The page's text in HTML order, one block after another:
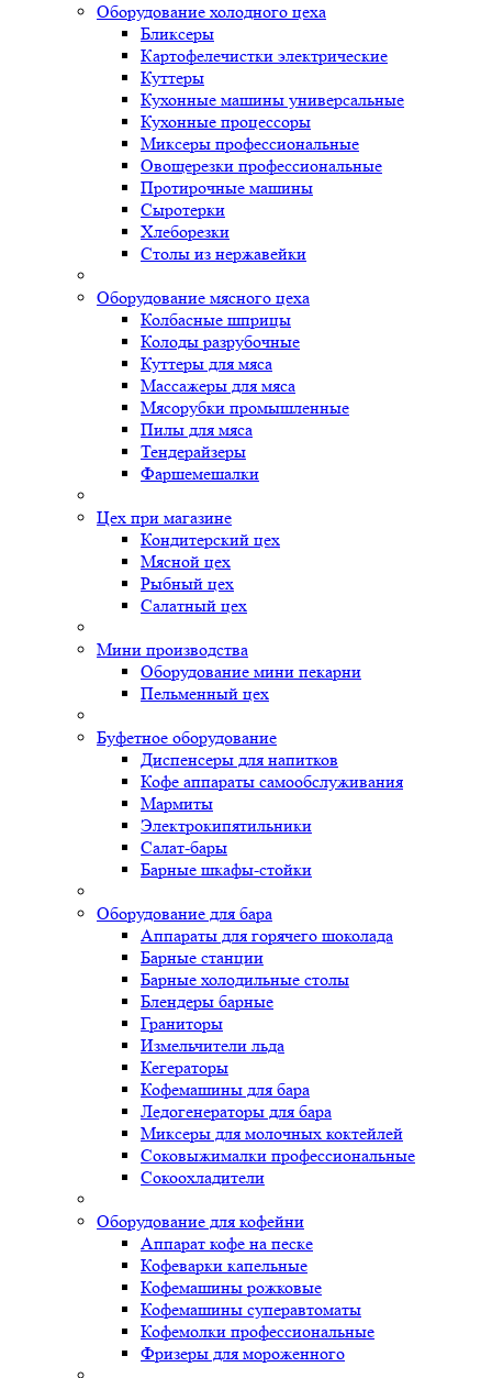
Оборудование холодного цеха
Бликсеры
Картофелечистки электрические
Куттеры
Кухонные машины универсальные
Кухонные процессоры
Миксеры профессиональные
Овощерезки профессиональные
Протирочные машины
Сыротерки
Хлеборезки
Столы из нержавейки
Оборудование мясного цеха
Колбасные шприцы
Колоды разрубочные
Куттеры для мяса
Массажеры для мяса
Мясорубки промышленные
Пилы для мяса
Тендерайзеры
Фаршемешалки
Цех при магазине
Кондитерский цех
Мясной цех
Рыбный цех
Салатный цех
Мини производства
Оборудование мини пекарни
Пельменный цех
Буфетное оборудование
Диспенсеры для напитков
Кофе аппараты самообслуживания
Мармиты
Электрокипятильники
Cалат-бары
Барные шкафы-стойки
Оборудование для бара
Аппараты для горячего шоколада
Барные станции
Барные холодильные столы
Блендеры барные
Граниторы
Измельчители льда
Кегераторы
Кофемашины для бара
Ледогенераторы для бара
Миксеры для молочных коктейлей
Соковыжималки профессиональные
Сокоохладители
Оборудование для кофейни
Аппарат кофе на песке
Кофеварки капельные
Кофемашины рожковые
Кофемашины суперавтоматы
Кофемолки профессиональные
Фризеры для мороженного